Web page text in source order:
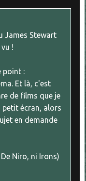
James Stewart
!
point :
Et là, c'est
de films que je
petit écran, alors
en demande
Niro, ni Irons)